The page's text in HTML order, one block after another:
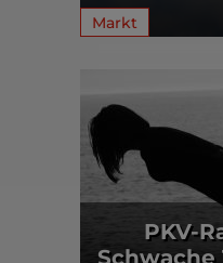
Markt
PKV-
Schwache